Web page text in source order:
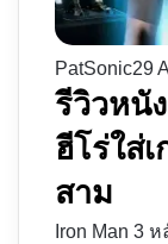
PatSonic29
รีวิวหนั
ฮีโร่ใส่
สาม
Iron Man 3